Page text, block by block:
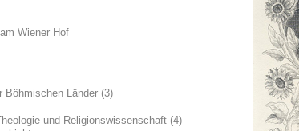
Wiener Hof
Böhmischen Länder (3)
und Religionswissenschaft (4)